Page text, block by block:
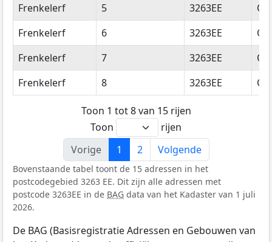
Frenkelerf 5 3263EE
Frenkelerf
6 3263EE
Frenkelerf
7 3263EE
Frenkelerf
8 3263EE
Toon 1 tot 8 van 15 rijen
Toon
rijen
Vorige
1 2 Volgende
Bovenstaande tabel toont de 15 adressen in het
postcodegebied 3263 EE. Dit zijn alle adressen met
postcode 3263EE in de BAG data van het Kadaster van 1 juli
2026.
De BAG (Basisregistratie Adressen en Gebouwen van